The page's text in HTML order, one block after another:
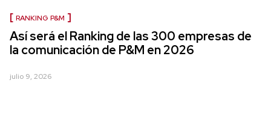
RANKING P&M
Así será el Ranking de las 300 empresas de
la comunicación de P&M en 2026
julio 9, 2026